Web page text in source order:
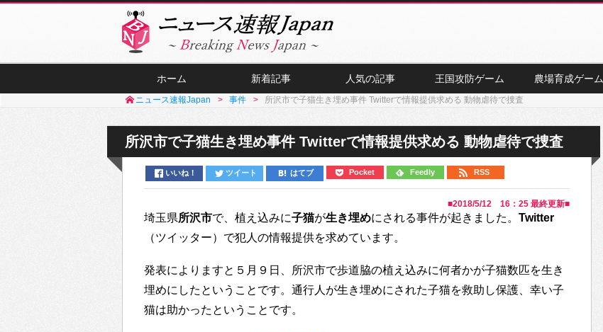
ホーム 新着記事 人気の記事 王国攻防ゲーム 農場育成ゲーム
ニュース速報Japan 事件 所沢市で子猫生き埋め事件 Twitterで情報提供求める 動物虐待で捜査
所沢市で子猫生き埋め事件 Twitterで情報提供求める 動物虐待で捜査
いいね！ ツイート はてブ Pocket Feedly RSS
■2018/5/12 16：25 最終更新■
埼玉県所沢市で、植え込みに子猫が生き埋めにされる事件が起きました。 Twitter
（ツイッター）で犯人の情報提供を求めています。
発表によりますと５月９日、所沢市で歩道脇の植え込みに何者かが子猫数匹を生き
埋めにしたということです。通行人が生き埋めにされた子猫を救助し保護、幸い子
猫は助かったということです。